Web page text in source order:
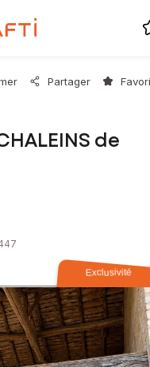
Partager
de
Exclusivité